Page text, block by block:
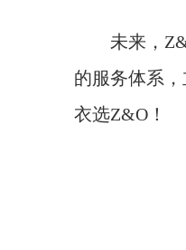
未来，Z&O
的服务体系
衣选Z&O！